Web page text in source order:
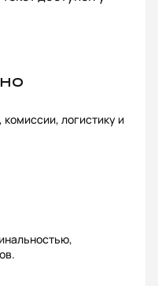
логистику и